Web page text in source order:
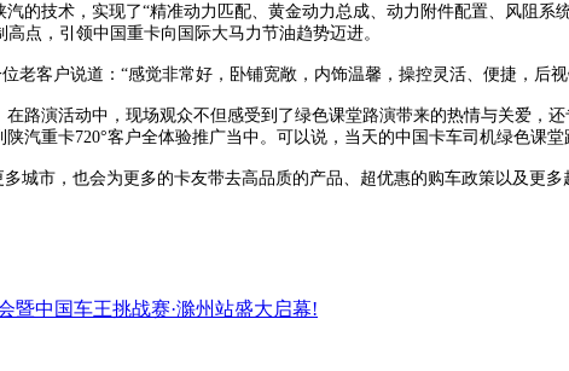
的技术，实现了“精准动力匹配、黄金动力总成、动力附件配置、风阻系
点，引领中国重卡向国际大马力节油趋势迈进。
客户说道：“感觉非常好，卧铺宽敞，内饰温馨，操控灵活、便捷，后
演活动中，现场观众不但感受到了绿色课堂路演带来的热情与关爱，
汽重卡720°客户全体验推广当中。可以说，当天的中国卡车司机绿色课堂
市，也会为更多的卡友带去高品质的产品、超优惠的购车政策以及更多
暨中国车王挑战赛·滁州站盛大启幕!